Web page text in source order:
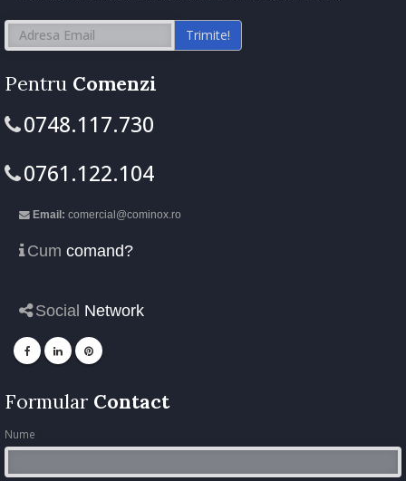
Trimite!
Pentru Comenzi
0748.117.730
0761.122.104
Email: comercial@cominox.ro
Cum comand?
Social Network
Formular Contact
Nume